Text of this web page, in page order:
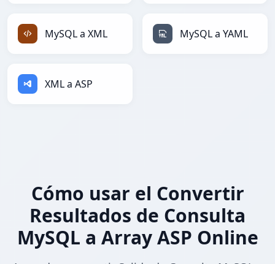
MySQL a XML MySQL a YAML
XML a ASP
Cómo usar el Convertir
Resultados de Consulta
MySQL a Array ASP Online